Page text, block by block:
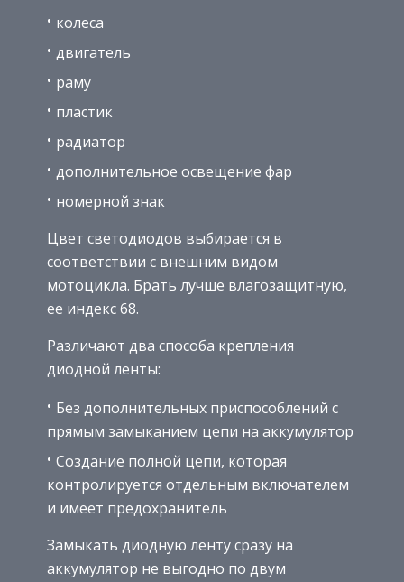
колеса
двигатель
раму
пластик
радиатор
дополнительное освещение фар
номерной знак
Цвет светодиодов выбирается в
соответствии с внешним видом
мотоцикла. Брать лучше влагозащитную,
ее индекс 68.
Различают два способа крепления
диодной ленты:
Без дополнительных приспособлений с
прямым замыканием цепи на аккумулятор
Создание полной цепи, которая
контролируется отдельным включателем
и имеет предохранитель
Замыкать диодную ленту сразу на
аккумулятор не выгодно по двум